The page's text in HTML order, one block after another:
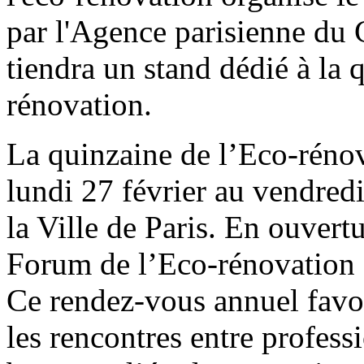
par l'Agence parisienne
tiendra un stand dédié à la
rénovation.
La quinzaine de l’Eco-
lundi 27 février au
la Ville de Paris. En
Forum de l’Eco-
Ce rendez-vous annuel
les rencontres entre